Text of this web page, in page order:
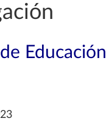
Educación